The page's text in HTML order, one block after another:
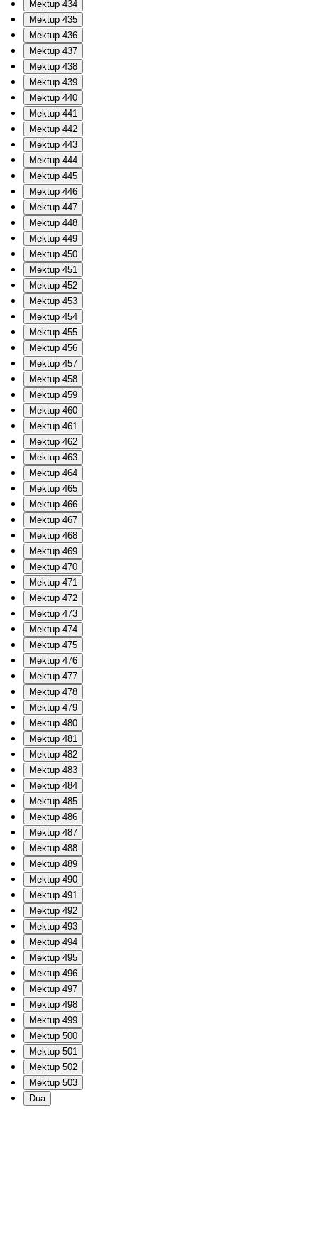
Mektup 434
Mektup 435
Mektup 436
Mektup 437
Mektup 438
Mektup 439
Mektup 440
Mektup 441
Mektup 442
Mektup 443
Mektup 444
Mektup 445
Mektup 446
Mektup 447
Mektup 448
Mektup 449
Mektup 450
Mektup 451
Mektup 452
Mektup 453
Mektup 454
Mektup 455
Mektup 456
Mektup 457
Mektup 458
Mektup 459
Mektup 460
Mektup 461
Mektup 462
Mektup 463
Mektup 464
Mektup 465
Mektup 466
Mektup 467
Mektup 468
Mektup 469
Mektup 470
Mektup 471
Mektup 472
Mektup 473
Mektup 474
Mektup 475
Mektup 476
Mektup 477
Mektup 478
Mektup 479
Mektup 480
Mektup 481
Mektup 482
Mektup 483
Mektup 484
Mektup 485
Mektup 486
Mektup 487
Mektup 488
Mektup 489
Mektup 490
Mektup 491
Mektup 492
Mektup 493
Mektup 494
Mektup 495
Mektup 496
Mektup 497
Mektup 498
Mektup 499
Mektup 500
Mektup 501
Mektup 502
Mektup 503
Dua